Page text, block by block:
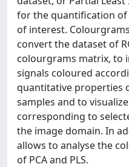
for the quantification
of interest.
convert the dataset of
colourgrams matrix, to
signals coloured
quantitative properties
samples and to
corresponding to
the image domain. In
allows to analyse the
of PCA and PLS.